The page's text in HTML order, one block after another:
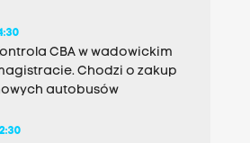
CBA w wadowickim
Chodzi o zakup
autobusów